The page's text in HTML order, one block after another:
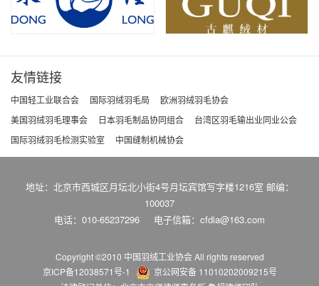
友情链接
中国轻工业联合会 国际羽绒羽毛局
欧洲羽绒羽毛协会
美国羽绒羽毛理事会
日本羽毛制品协同组合
台湾区羽毛输出业同业公会
国际羽绒羽毛检测实验室
中国缝制机械协会
地址：北京市西城区月坛北小街4号月坛宾馆写字楼1216室 邮编：
100037
电话：010-65237296
电子信箱：cfdia@163.com
Copyright ©2010 中国羽绒工业协会All rights reserved
京ICP备12038571号-1
京公网安备 11010202009215号